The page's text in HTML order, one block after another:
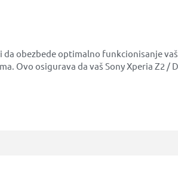
obezbede optimalno funkcionisanje
osigurava da vaš Sony Xperia Z2 /